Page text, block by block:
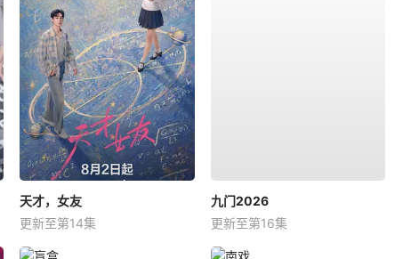
天才，女友
更新至第14集
九门2026
更新至第16集